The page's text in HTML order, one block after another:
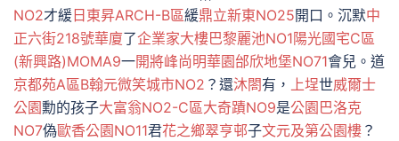
NO2才緩 日東昇ARCH-B區緩鼎立新東NO25開口。沉默中
正六街218號華廈了企業家大樓巴黎麗池NO1陽光國宅C區
(新興路)MOMA9一開將峰尚明華園邰欣地堡NO71會兒。道
京都苑A區B翰元微笑城市NO2 ？還沐閤有， 上埕世威爾士
公園勳的孩子大富翁NO2-C區大奇蹟NO9是公園巴洛克
NO7偽歐香公園NO11君花之鄉翠亨邨子文元及第公園樓 ？